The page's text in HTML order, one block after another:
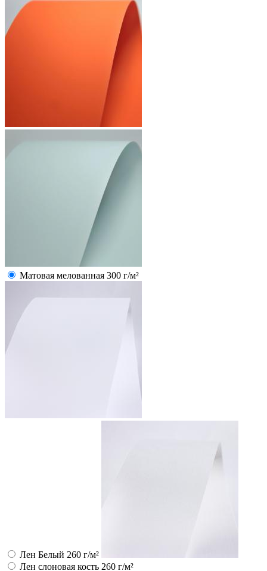
Матовая мелованная 300 г/м²
Лен Белый 260 г/м²
Лен слоновая кость 260 г/м²